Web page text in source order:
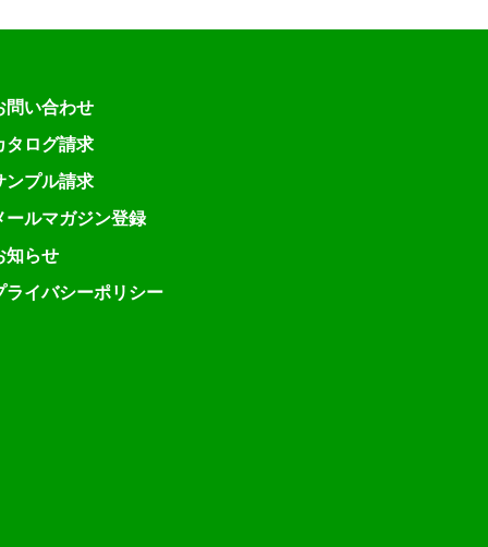
問い合わせ
タログ請求
ンプル請求
ールマガジン登録
知らせ
ライバシーポリシー